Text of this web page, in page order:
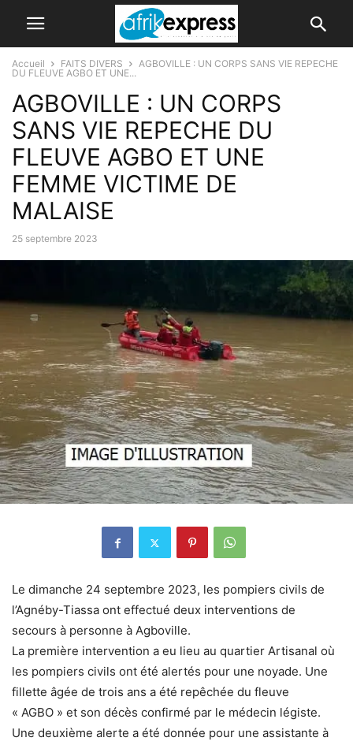
Accueil FAITS DIVERS
AGBOVILLE : UN CORPS SANS VIE REPECHE
DU FLEUVE AGBO ET UNE...
AGBOVILLE : UN CORPS
SANS VIE REPECHE DU
FLEUVE AGBO ET UNE
FEMME VICTIME DE
MALAISE
25 septembre 2023
Le dimanche 24 septembre 2023, les pompiers civils de
l’Agnéby-Tiassa ont effectué deux interventions de
secours à personne à Agboville.
La première intervention a eu lieu au quartier Artisanal où
les pompiers civils ont été alertés pour une noyade. Une
fillette âgée de trois ans a été repêchée du fleuve
« AGBO » et son décès confirmé par le médecin légiste.
Une deuxième alerte a été donnée pour une assistante à